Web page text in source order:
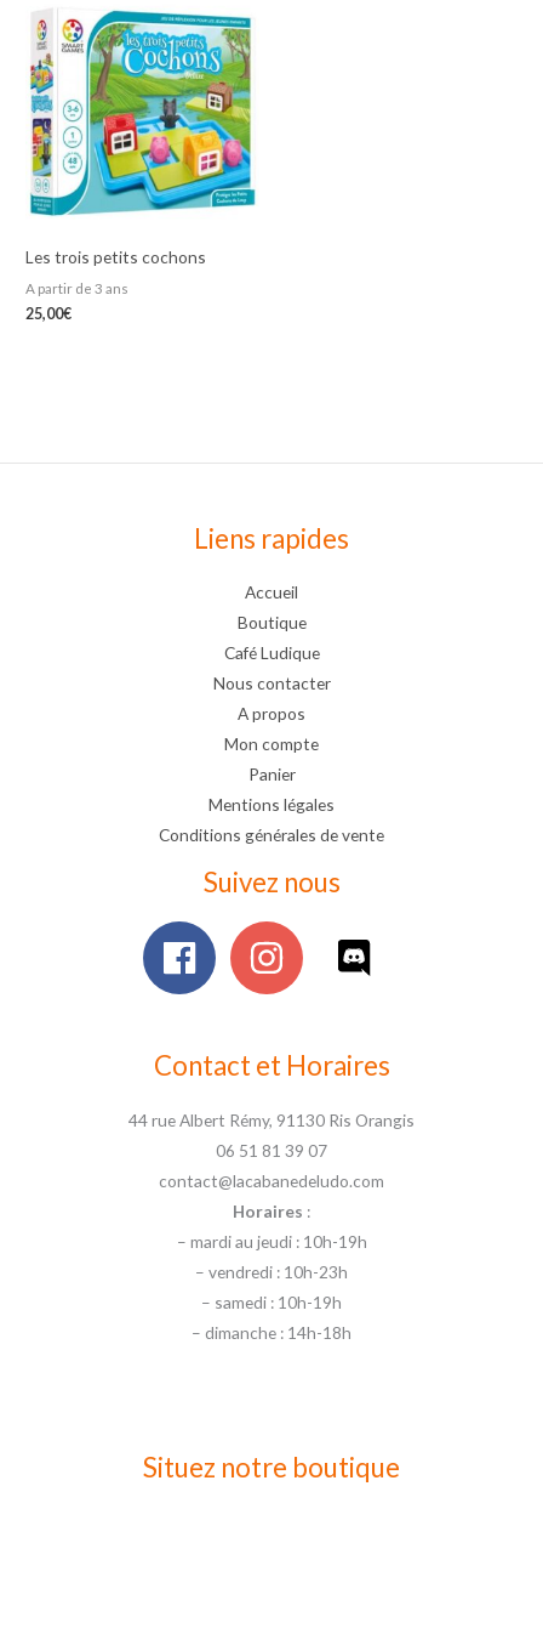
Les trois petits cochons
A partir de 3 ans
25,00€
Liens rapides
Accueil
Boutique
Café Ludique
Nous contacter
A propos
Mon compte
Panier
Mentions légales
Conditions générales de vente
Suivez nous
Contact et Horaires
44 rue Albert Rémy, 91130 Ris Orangis
06 51 81 39 07
contact@lacabanedeludo.com
Horaires :
– mardi au jeudi : 10h-19h
– vendredi : 10h-23h
– samedi : 10h-19h
– dimanche : 14h-18h
Situez notre boutique